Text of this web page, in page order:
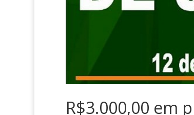
R$3.000,00 em